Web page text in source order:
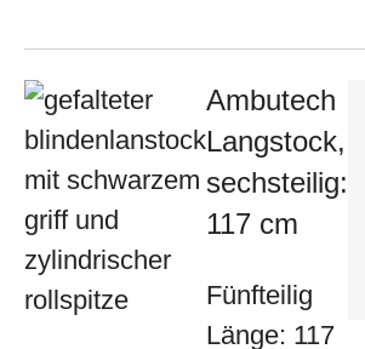
Ambutech
Langstock,
sechsteilig:
117 cm
Fünfteilig
Länge: 117